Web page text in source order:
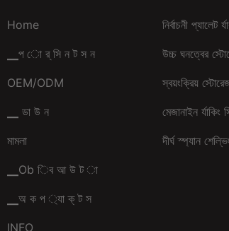
Home
▁প ো র্ সি ন ট স ন
OEM/ODM
▁ ডা উ ন
মামলা
▁Ob িব আ উ ট া
▁অ ক প ্যা ক্ ট স
INFO
নির্বাচনী প্যালেট
উচ্চ ঘনত্বের
স্বয়ংক্রিয়
মেজানাইন র্যাকিং
দীর্ঘ স্প্যান